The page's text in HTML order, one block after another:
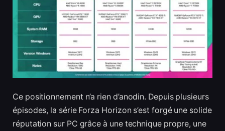
Ce positionnement n’a rien d’anodin. Depuis plusieurs
épisodes, la série Forza Horizon s’est forgé une solide
réputation sur PC grâce à une technique propre, une